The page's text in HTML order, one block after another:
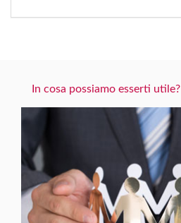
In cosa possiamo esserti utile?